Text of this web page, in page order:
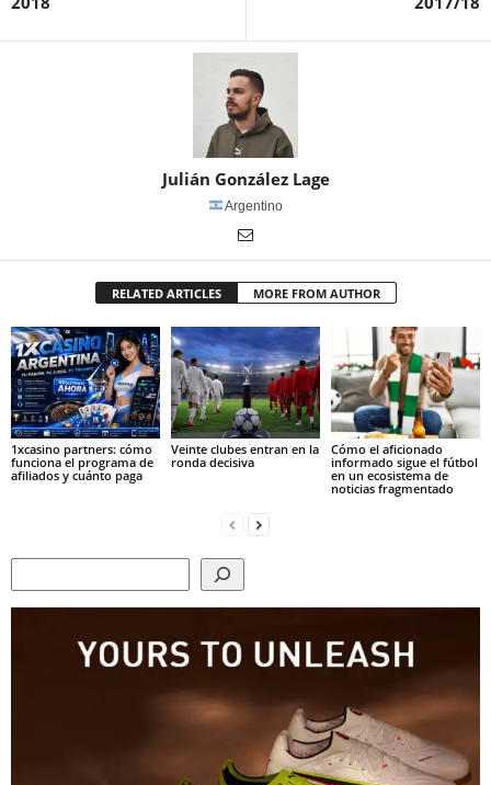
Julián González Lage
Argentino
RELATED ARTICLES MORE FROM AUTHOR
1xcasino partners: cómo
funciona el programa de
afiliados y cuánto paga
Veinte clubes entran en la
ronda decisiva
Cómo el aficionado
informado sigue el fútbol
en un ecosistema de
noticias fragmentado